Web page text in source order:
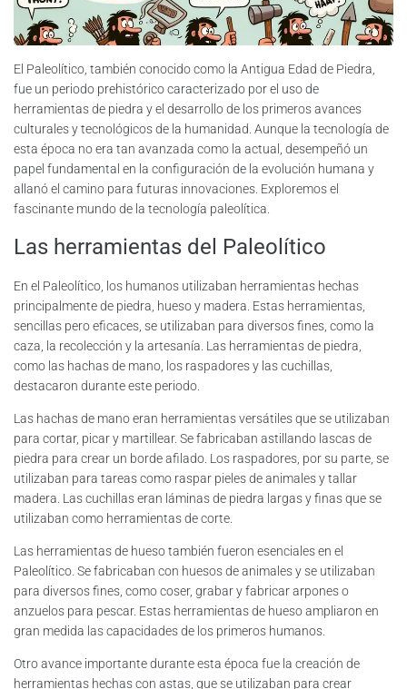
El Paleolítico, también conocido como la Antigua Edad de Piedra,
fue un periodo prehistórico caracterizado por el uso de
herramientas de piedra y el desarrollo de los primeros avances
culturales y tecnológicos de la humanidad. Aunque la tecnología de
esta época no era tan avanzada como la actual, desempeñó un
papel fundamental en la configuración de la evolución humana y
allanó el camino para futuras innovaciones. Exploremos el
fascinante mundo de la tecnología paleolítica.
Las herramientas del Paleolítico
En el Paleolítico, los humanos utilizaban herramientas hechas
principalmente de piedra, hueso y madera. Estas herramientas,
sencillas pero eficaces, se utilizaban para diversos fines, como la
caza, la recolección y la artesanía. Las herramientas de piedra,
como las hachas de mano, los raspadores y las cuchillas,
destacaron durante este periodo.
Las hachas de mano eran herramientas versátiles que se utilizaban
para cortar, picar y martillear. Se fabricaban astillando lascas de
piedra para crear un borde afilado. Los raspadores, por su parte, se
utilizaban para tareas como raspar pieles de animales y tallar
madera. Las cuchillas eran láminas de piedra largas y finas que se
utilizaban como herramientas de corte.
Las herramientas de hueso también fueron esenciales en el
Paleolítico. Se fabricaban con huesos de animales y se utilizaban
para diversos fines, como coser, grabar y fabricar arpones o
anzuelos para pescar. Estas herramientas de hueso ampliaron en
gran medida las capacidades de los primeros humanos.
Otro avance importante durante esta época fue la creación de
herramientas hechas con astas, que se utilizaban para crear